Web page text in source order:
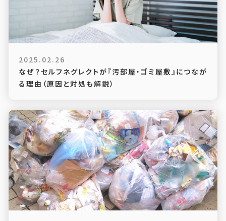
2025.02.26
なぜ？セルフネグレクトが『汚部屋・ゴミ屋敷』につなが
る理由（原因と対処も解説）